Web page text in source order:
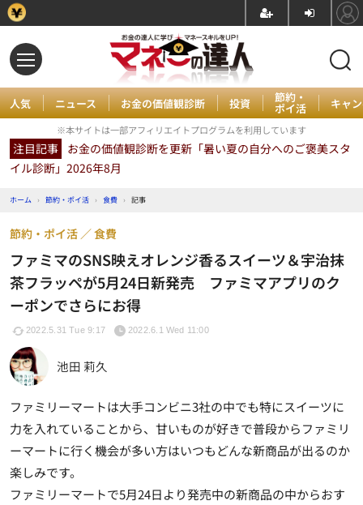
人気 ニュース お金の価値観診断 投資 節約・
ポイ活 キャ
※本サイトは一部アフィリエイトプログラムを利用しています
注目記事 お金の価値観診断を更新「暑い夏の自分へのご褒美スタ
イル診断」2026年8月
ホーム › 節約・ポイ活 › 食費 › 記事
ファミマのSNS映えオレンジ香るスイーツ＆宇治抹
茶フラッペが5月24日新発売 ファミマアプリのク
ーポンでさらにお得
節約・ポイ活 食費
2022.5.31 Tue 9:17 2022.6.1 Wed 11:00
池田 莉久
ファミリーマートは大手コンビニ3社の中でも特にスイーツに
力を入れていることから、甘いものが好きで普段からファミリ
ーマートに行く機会が多い方はいつもどんな新商品が出るのか
楽しみです。
ファミリーマートで5月24日より発売中の新商品の中からおす